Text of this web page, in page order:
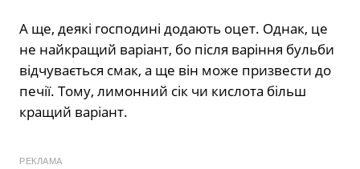
А ще, деякі господині додають оцет. Однак, це
не найкращий варіант, бо після варіння бульби
відчувається смак, а ще він може призвести до
печії. Тому, лимонний сік чи кислота більш
кращий варіант.
РЕКЛАМА